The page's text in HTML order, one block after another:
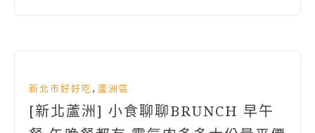
新北市好好吃 , 蘆洲區
[新北蘆洲] 小食聊聊BRUNCH 早午